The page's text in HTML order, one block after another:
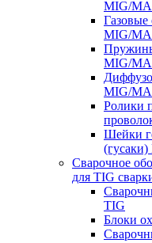
MIG/
Газовые
MIG/
MIG/
MIG/
Ролики
Шейки
Сварочное
для TIG
TIG
Блоки